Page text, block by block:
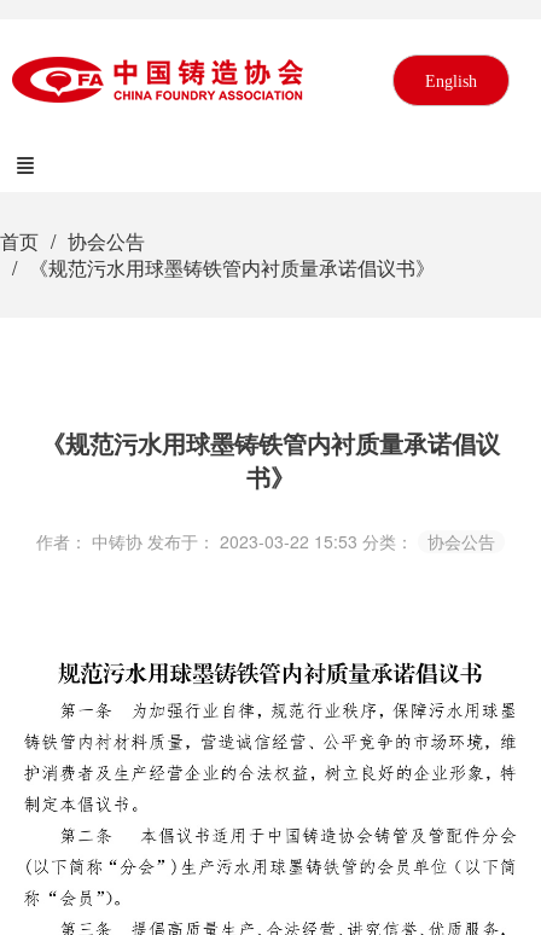
English
首页
协会公告
《规范污水用球墨铸铁管内衬质量承诺倡议书》
《规范污水用球墨铸铁管内衬质量承诺倡议
书》
作者： 中铸协 发布于： 2023-03-22 15:53 分类： 协会公告